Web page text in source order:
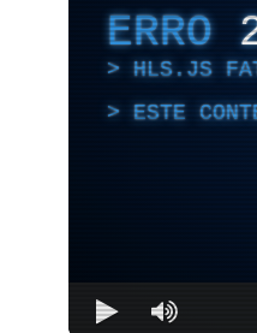
ERRO
HLS.JS
ESTE